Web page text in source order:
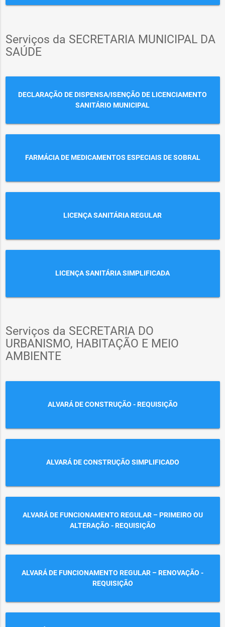
Serviços da SECRETARIA MUNICIPAL DA
SAÚDE
DECLARAÇÃO DE DISPENSA/ISENÇÃO DE LICENCIAMENTO
SANITÁRIO MUNICIPAL
FARMÁCIA DE MEDICAMENTOS ESPECIAIS DE SOBRAL
LICENÇA SANITÁRIA REGULAR
LICENÇA SANITÁRIA SIMPLIFICADA
Serviços da SECRETARIA DO
URBANISMO, HABITAÇÃO E MEIO
AMBIENTE
ALVARÁ DE CONSTRUÇÃO - REQUISIÇÃO
ALVARÁ DE CONSTRUÇÃO SIMPLIFICADO
ALVARÁ DE FUNCIONAMENTO REGULAR – PRIMEIRO OU
ALTERAÇÃO - REQUISIÇÃO
ALVARÁ DE FUNCIONAMENTO REGULAR – RENOVAÇÃO -
REQUISIÇÃO